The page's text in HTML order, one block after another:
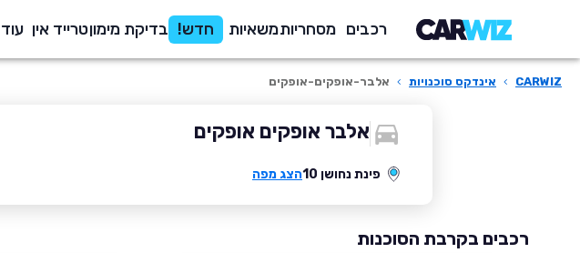
רכבים מסחריותמשאיות חדש! בדיקת מימוןטרייד אין עוד
CARWIZ
› אינדקס סוכנויות › אלבר-אופקים-אופקים
אלבר אופקים אופקים
פינת נחושן 10 הצג מפה
רכבים בקרבת הסוכנות